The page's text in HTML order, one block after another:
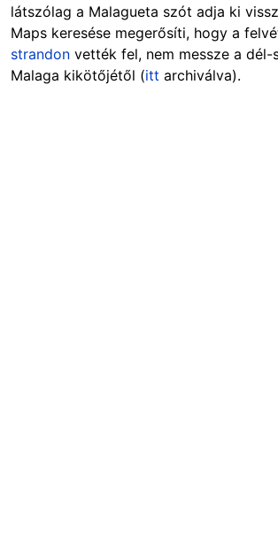
látszólag a Malagueta szót adja ki
Maps keresése megerősíti, hogy a
strandon vették fel, nem messze a dél-
Malaga kikötőjétől (itt archiválva).